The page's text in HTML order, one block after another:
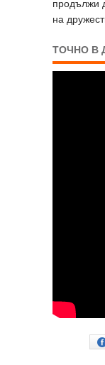
продължи
на
ТОЧНО В